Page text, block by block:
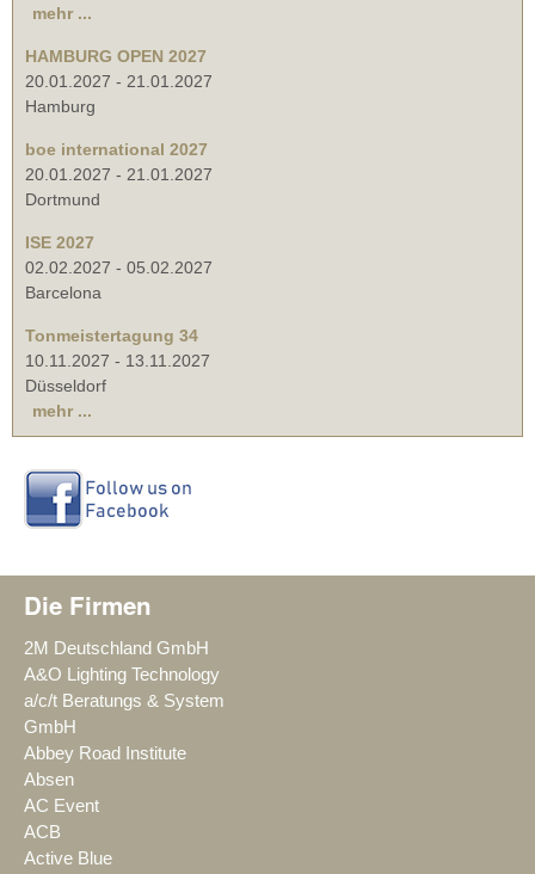
mehr ...
HAMBURG OPEN 2027
20.01.2027 - 21.01.2027
Hamburg
boe international 2027
20.01.2027 - 21.01.2027
Dortmund
ISE 2027
02.02.2027 - 05.02.2027
Barcelona
Tonmeistertagung 34
10.11.2027 - 13.11.2027
Düsseldorf
mehr ...
Die Firmen
2M Deutschland GmbH
A&O Lighting Technology
a/c/t Beratungs & System
GmbH
Abbey Road Institute
Absen
AC Event
ACB
Active Blue